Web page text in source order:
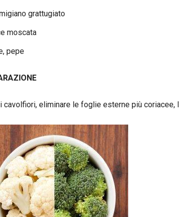
grattugiato
moscata
pepe
cavolfiori, eliminare le foglie esterne più coriacee,